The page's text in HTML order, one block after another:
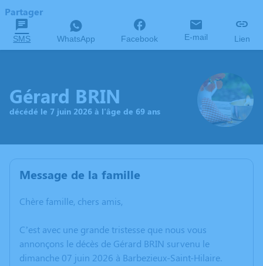
Partager
SMS WhatsApp Facebook E-mail Lien
Gérard BRIN
décédé le 7 juin 2026 à l'âge de 69 ans
Message de la famille
Chère famille, chers amis,
C’est avec une grande tristesse que nous vous
annonçons le décès de Gérard BRIN survenu le
dimanche 07 juin 2026 à Barbezieux-Saint-Hilaire.